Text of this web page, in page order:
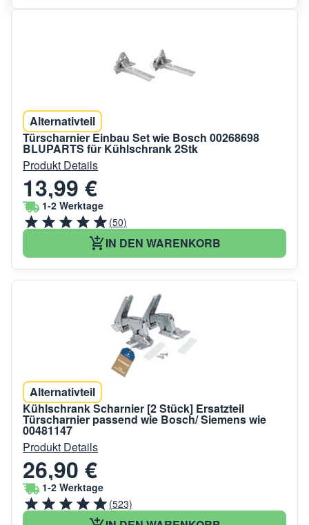
Alternativteil
Türscharnier Einbau Set wie Bosch 00268698
BLUPARTS für Kühlschrank 2Stk
Produkt Details
13,99 €
1-2 Werktage
(50)
IN DEN WARENKORB
Alternativteil
Kühlschrank Scharnier [2 Stück] Ersatzteil
Türscharnier passend wie Bosch/ Siemens wie
00481147
Produkt Details
26,90 €
1-2 Werktage
(523)